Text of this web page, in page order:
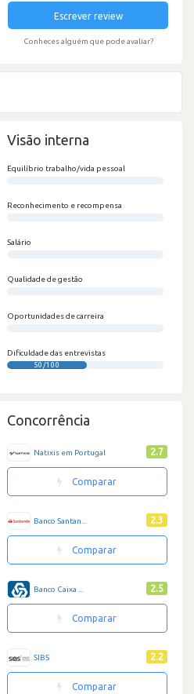
Escrever review
Conheces alguém que pode avaliar?
Visão interna
Equilíbrio trabalho/vida pessoal
Reconhecimento e recompensa
Salário
Qualidade de gestão
Oportunidades de carreira
Dificuldade das entrevistas
50/100
Concorrência
Natixis em Portugal 2.7
Comparar
Banco Santan... 2.3
Comparar
Banco Caixa ... 2.5
Comparar
SIBS 2.2
Comparar